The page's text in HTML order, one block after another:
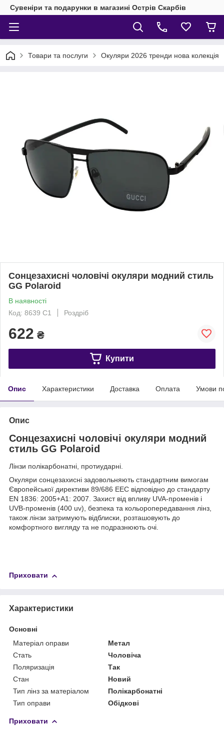
Сувеніри та подарунки в магазині Острів Скарбів
Товари та послуги Окуляри 2026 тренди нова колекція
Сонцезахисні чоловічі окуляри модний стиль
GG Polaroid
В наявності
Код: 8639 C1
Роздріб
622 ₴
Купити
Опис Характеристики Доставка Оплата Умови
Опис
Сонцезахисні чоловічі окуляри модний
стиль GG Polaroid
Лінзи полікарбонатні, протиударні.
Окуляри сонцезахисні задовольняють стандартним вимогам
Європейської директиви 89/686 ЕЕС відповідно до стандарту
EN 1836: 2005+А1: 2007. Захист від впливу UVA-променів і
UVB-променів (400 uv), безпека та кольоропередавання лінз,
також лінзи затримують відблиски, розташовують до
комфортного вигляду та не подразнюють очі.
Приховати
Характеристики
Основні
Матеріал оправи
Метал
Стать
Чоловіча
Поляризація
Так
Стан
Новий
Тип лінз за матеріалом
Полікарбонатні
Тип оправи
Обідкові
Приховати